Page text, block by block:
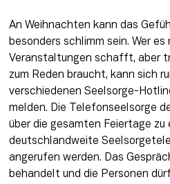
An Weihnachten kann das
besonders schlimm sein. Wer es
Veranstaltungen schafft, aber
zum Reden braucht, kann sich
verschiedenen Seelsorge-
melden. Die Telefonseelsorge
über die gesamten Feiertage zu
deutschlandweite
angerufen werden. Das
behandelt und die Personen